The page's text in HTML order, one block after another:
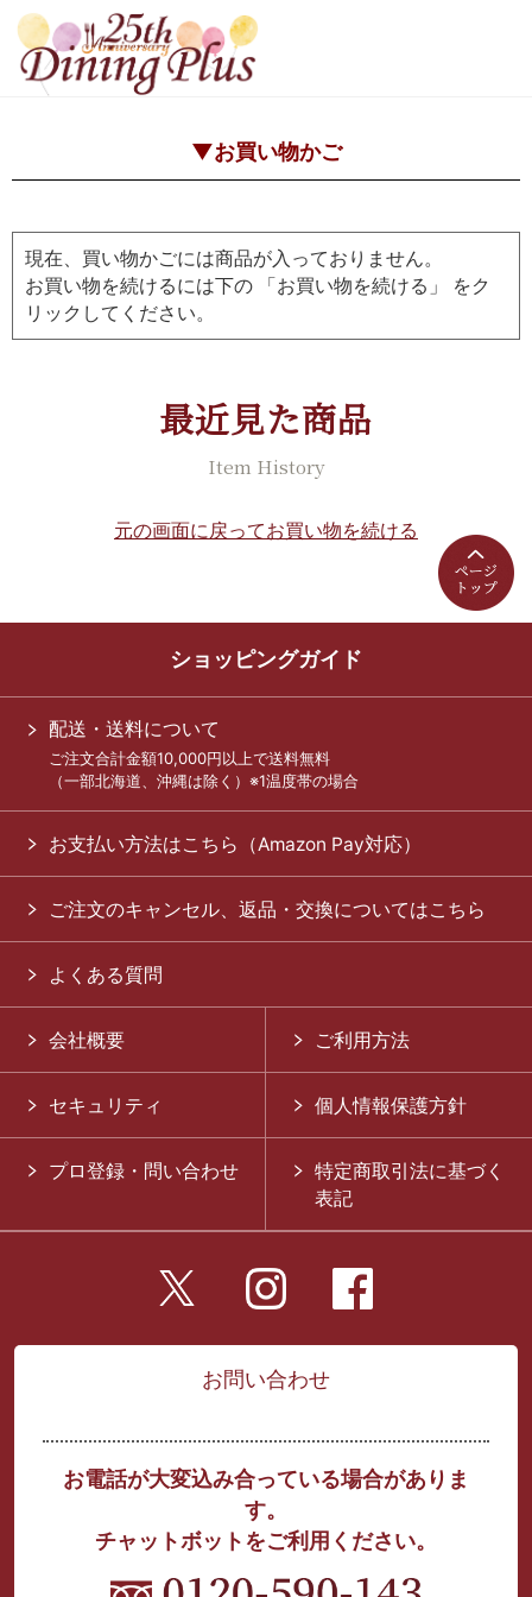
▼お買い物かご
現在、買い物かごには商品が入っておりません。
お買い物を続けるには下の 「お買い物を続ける」 をク
リックしてください。
最近見た商品
Item History
元の画面に戻ってお買い物を続ける
ショッピングガイド
配送・送料について
ご注文合計金額10,000円以上で送料無料
（一部北海道、沖縄は除く）※1温度帯の場合
お支払い方法はこちら（Amazon Pay対応）
ご注文のキャンセル、返品・交換についてはこちら
よくある質問
会社概要 ご利用方法
セキュリティ 個人情報保護方針
プロ登録・問い合わせ
特定商取引法に基づく
表記
お問い合わせ
お電話が大変込み合っている場合がありま
す。
チャットボットをご利用ください。